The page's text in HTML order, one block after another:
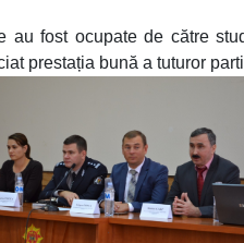
au fost ocupate de către
prestația bună a tuturor